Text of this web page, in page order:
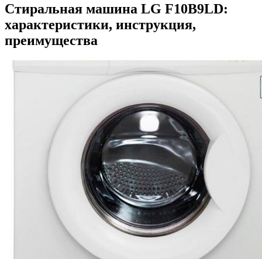
Стиральная машина LG F10B9LD:
характеристики, инструкция,
преимущества